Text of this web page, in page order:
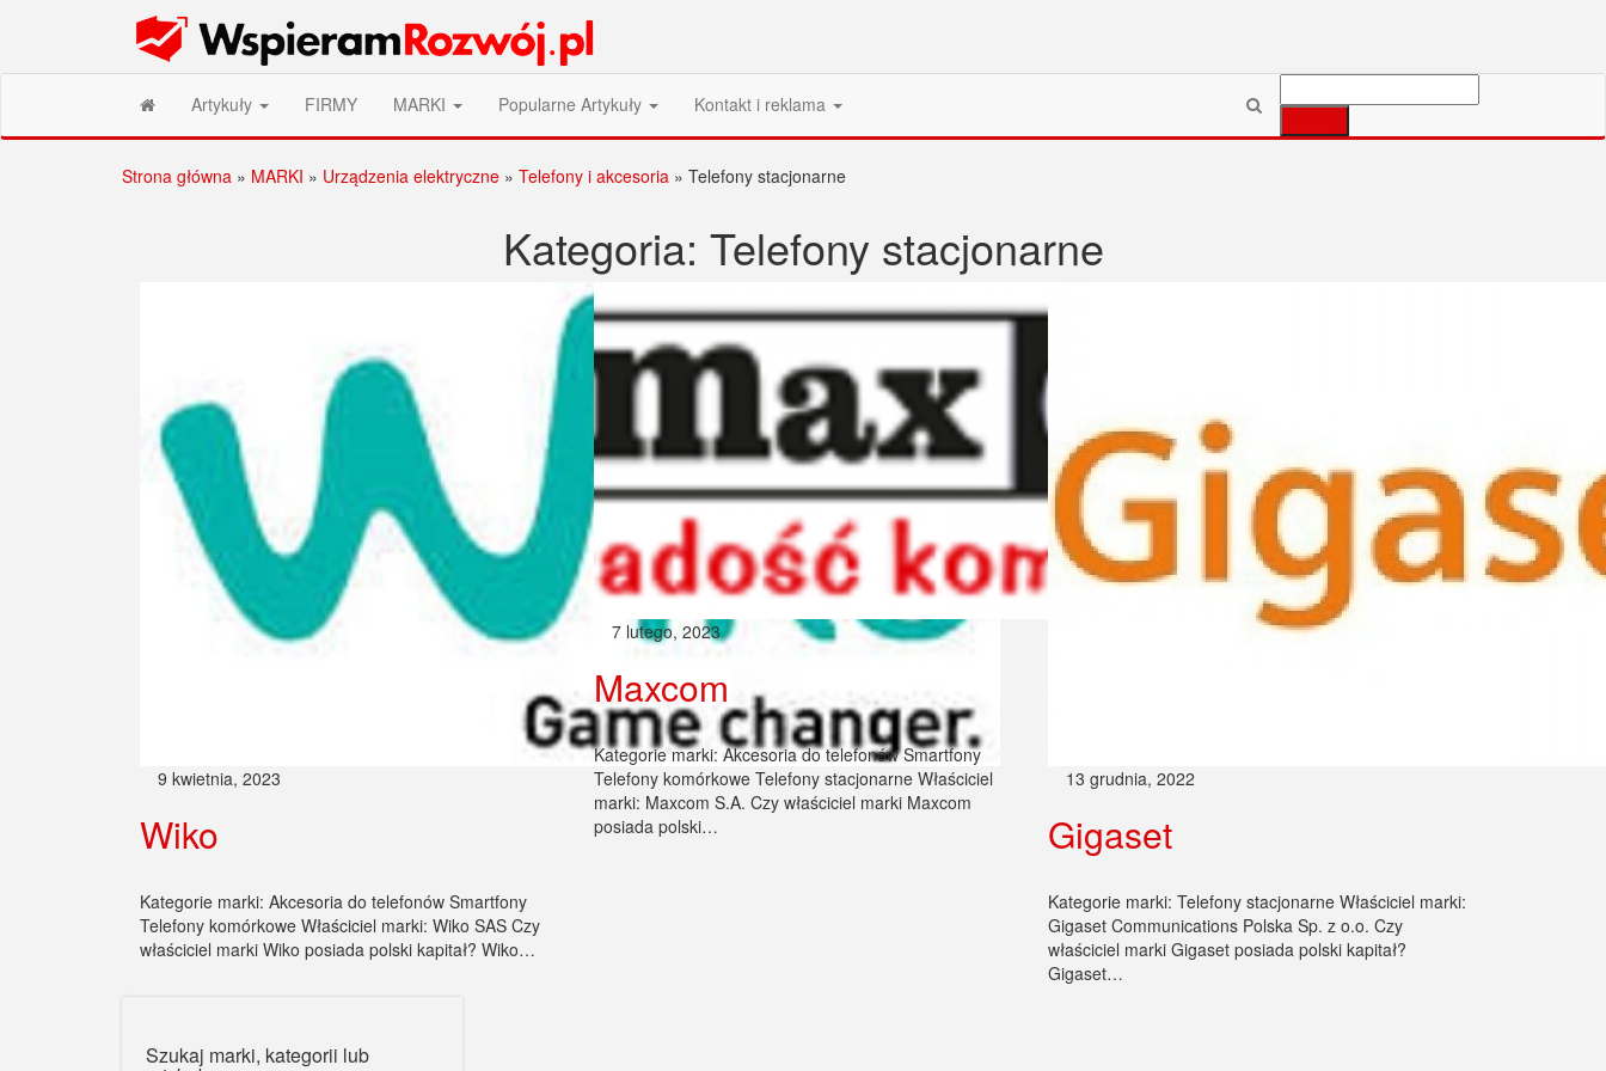
Wspieram Rozwój PL
Artykuły FIRMY MARKI Popularne Artykuły Kontakt i reklama
Strona główna » MARKI » Urządzenia elektryczne » Telefony i akcesoria » Telefony stacjonarne
Kategoria: Telefony stacjonarne
9 kwietnia, 2023
Wiko
Kategorie marki: Akcesoria do telefonów Smartfony
Telefony komórkowe Właściciel marki: Wiko SAS Czy
właściciel marki Wiko posiada polski kapitał? Wiko…
7 lutego, 2023
Maxcom
Kategorie marki: Akcesoria do telefonów Smartfony
Telefony komórkowe Telefony stacjonarne Właściciel
marki: Maxcom S.A. Czy właściciel marki Maxcom
posiada polski…
13 grudnia, 2022
Gigaset
Kategorie marki: Telefony stacjonarne Właściciel marki:
Gigaset Communications Polska Sp. z o.o. Czy
właściciel marki Gigaset posiada polski kapitał?
Gigaset…
Szukaj marki, kategorii lub